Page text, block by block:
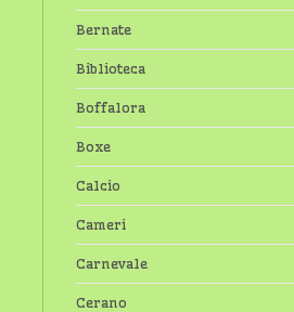
Bernate
Biblioteca
Boffalora
Boxe
Calcio
Cameri
Carnevale
Cerano